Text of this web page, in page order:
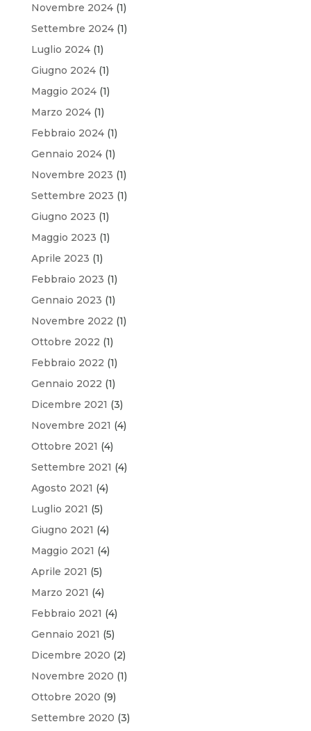
Novembre 2024(1)
Settembre 2024(1)
Luglio 2024(1)
Giugno 2024(1)
Maggio 2024(1)
Marzo 2024(1)
Febbraio 2024(1)
Gennaio 2024(1)
Novembre 2023 (1)
Settembre 2023 (1)
Giugno 2023 (1)
Maggio 2023 (1)
Aprile 2023 (1)
Febbraio 2023 (1)
Gennaio 2023 (1)
Novembre 2022 (1)
Ottobre 2022 (1)
Febbraio 2022 (1)
Gennaio 2022 (1)
Dicembre 2021 (3)
Novembre 2021 (4)
Ottobre 2021 (4)
Settembre 2021 (4)
Agosto 2021 (4)
Luglio 2021 (5)
Giugno 2021 (4)
Maggio 2021 (4)
Aprile 2021 (5)
Marzo 2021 (4)
Febbraio 2021 (4)
Gennaio 2021 (5)
Dicembre 2020 (2)
Novembre 2020 (1)
Ottobre 2020 (9)
Settembre 2020 (3)